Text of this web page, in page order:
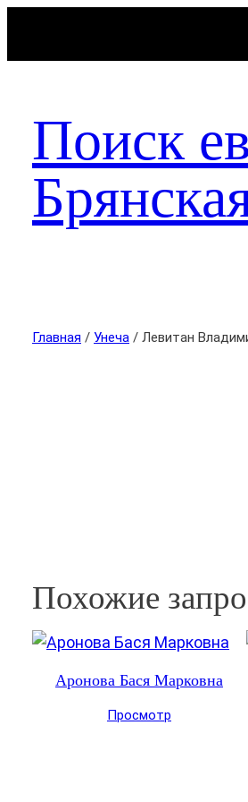
Поиск
Главная / Унеча / Левитан
Похожие
Аронова Бася Марковна
Просмотр